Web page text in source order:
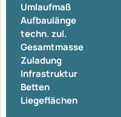
Umlaufmaß
Aufbaulänge
techn. zul.
Gesamtmasse
Zuladung
Infrastruktur
Betten
Liegeflächen